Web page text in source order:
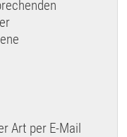
Art per E-Mail